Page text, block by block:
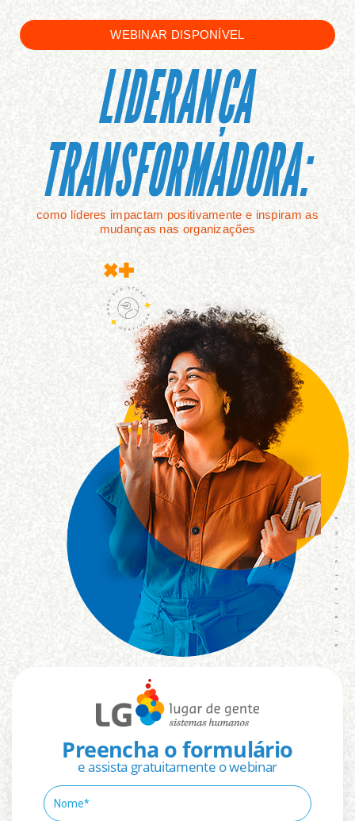
WEBINAR DISPONÍVEL
LIDERANÇA
TRANSFORMADORA:
como líderes impactam positivamente e inspiram as
mudanças nas organizações
Preencha o formulário
e assista gratuitamente o webinar